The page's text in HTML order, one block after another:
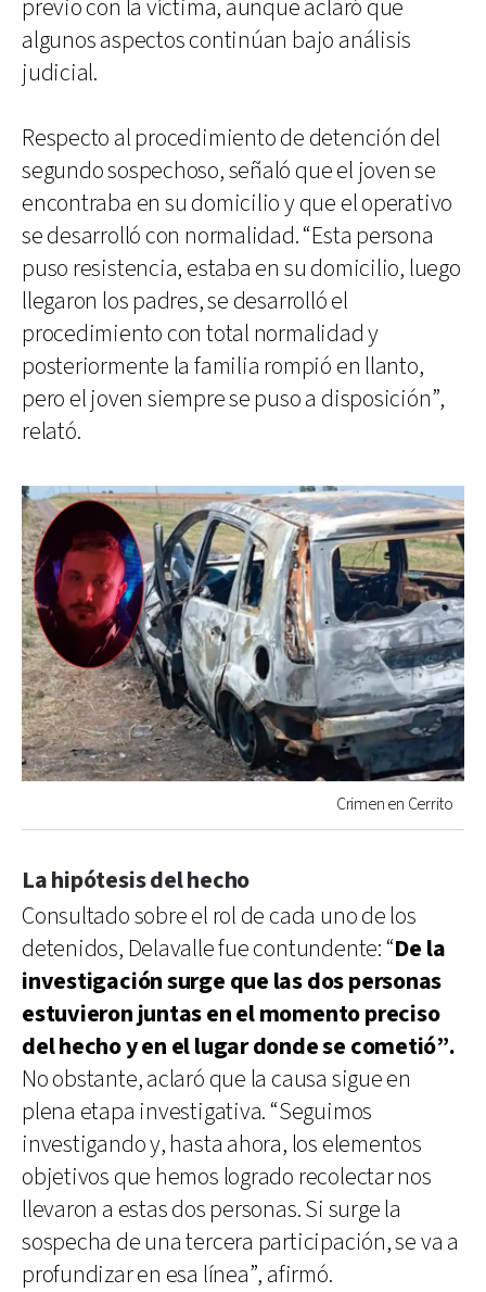
previo con la víctima, aunque aclaró que
algunos aspectos continúan bajo análisis
judicial.
Respecto al procedimiento de detención del
segundo sospechoso, señaló que el joven se
encontraba en su domicilio y que el operativo
se desarrolló con normalidad. “Esta persona
puso resistencia, estaba en su domicilio, luego
llegaron los padres, se desarrolló el
procedimiento con total normalidad y
posteriormente la familia rompió en llanto,
pero el joven siempre se puso a disposición”,
relató.
Crimen en Cerrito
La hipótesis del hecho
Consultado sobre el rol de cada uno de los
detenidos, Delavalle fue contundente: “De la
investigación surge que las dos personas
estuvieron juntas en el momento preciso
del hecho y en el lugar donde se cometió”.
No obstante, aclaró que la causa sigue en
plena etapa investigativa. “Seguimos
investigando y, hasta ahora, los elementos
objetivos que hemos logrado recolectar nos
llevaron a estas dos personas. Si surge la
sospecha de una tercera participación, se va a
profundizar en esa línea”, afirmó.